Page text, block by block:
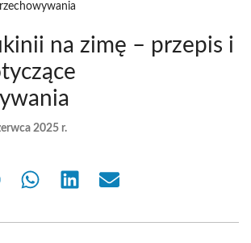
na zimę – przepis i
2025 r.
Share Share Share